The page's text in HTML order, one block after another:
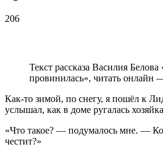
206
Текст рассказа Василия
провинилась», читать онлайн
Как-то зимой, по снегу, я пошёл к
услышал, как в доме ругалась
«Что такое? — подумалось мне. —
честит?»